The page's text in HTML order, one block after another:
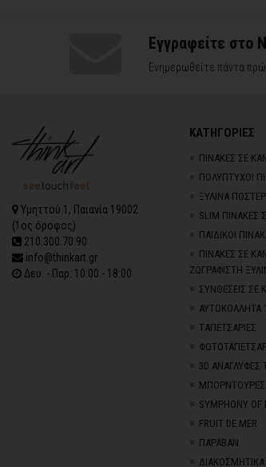
Εγγραφείτε στο
Ενημερωθείτε πάντα
Υμηττού 1, Παιανία 19002
(1ος όροφος)
210.300.70.90
info@thinkart.gr
Δευ. - Παρ. 10:00 - 18:00
ΚΑΤΗΓΟΡΙΕΣ
ΠΙΝΑΚΕΣ ΣΕ
ΠΟΛΥΠΤΥΧΟΙ
ΞΥΛΙΝΑ ΠΟΣΤΕΡ
SLIM ΠΙΝΑΚΕΣ
ΠΑΙΔΙΚΟΙ
ΠΙΝΑΚΕΣ ΣΕ
ΖΩΓΡΑΦΙΣΤΗ
ΣΥΝΘΕΣΕΙΣ ΣΕ
ΑΥΤΟΚΟΛΛΗΤΑ
TΑΠΕΤΣΑΡΙΕΣ
3D AΝΑΓΛΥΦΕΣ
ΜΠΟΡΝΤΟΥΡΕΣ
SYMPHONY OF
FRUIT DE MER
ΠΑΡΑΒΑΝ
ΔΙΑΚΟΣΜΗΤΙΚΑ